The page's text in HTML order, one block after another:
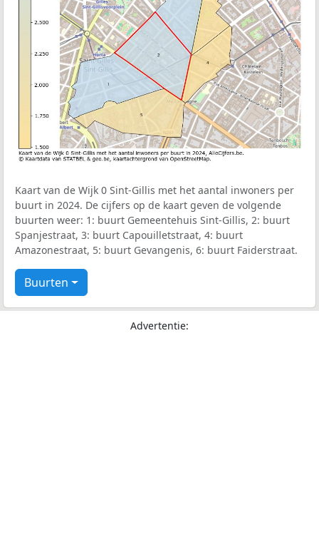
Kaart van de Wijk 0 Sint-Gillis met het aantal inwoners per
buurt in 2024. De cijfers op de kaart geven de volgende
buurten weer: 1: buurt Gemeentehuis Sint-Gillis, 2: buurt
Spanjestraat, 3: buurt Capouilletstraat, 4: buurt
Amazonestraat, 5: buurt Gevangenis, 6: buurt Faiderstraat.
Buurten
Advertentie: